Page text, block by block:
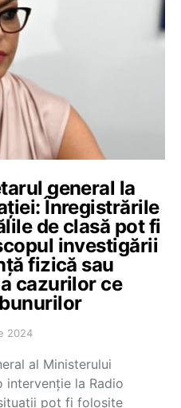
general la
Înregistrările
de clasă pot fi
investigării
fizică sau
cazurilor ce
2024
al Ministerului
intervenție la Radio
pot fi folosite